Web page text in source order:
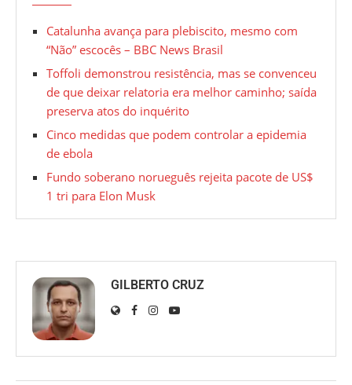
Catalunha avança para plebiscito, mesmo com
“Não” escocês – BBC News Brasil
Toffoli demonstrou resistência, mas se convenceu
de que deixar relatoria era melhor caminho; saída
preserva atos do inquérito
Cinco medidas que podem controlar a epidemia
de ebola
Fundo soberano norueguês rejeita pacote de US$
1 tri para Elon Musk
GILBERTO CRUZ